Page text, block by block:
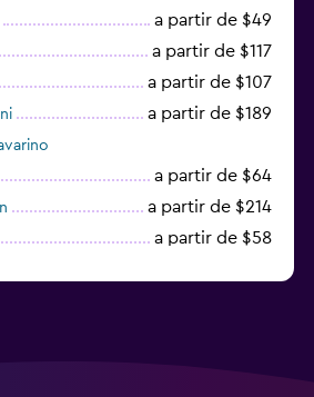
a partir de $49
a partir de $117
a partir de $107
a partir de $189
a partir de $64
a partir de $214
a partir de $58